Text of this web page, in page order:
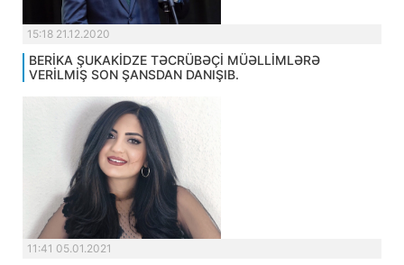
15:18 21.12.2020
BERİKA ŞUKAKİDZE TƏCRÜBƏÇİ MÜƏLLİMLƏRƏ
VERİLMİŞ SON ŞANSDAN DANIŞIB.
11:41 05.01.2021